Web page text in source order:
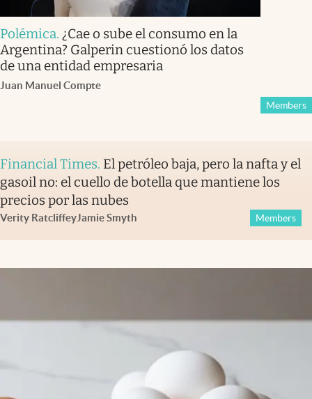
Polémica. ¿Cae o sube el consumo en la
Argentina? Galperin cuestionó los datos
de una entidad empresaria
Juan Manuel Compte
Members
Financial Times. El petróleo baja, pero la nafta y el
gasoil no: el cuello de botella que mantiene los
precios por las nubes
Verity RatcliffeyJamie Smyth Members